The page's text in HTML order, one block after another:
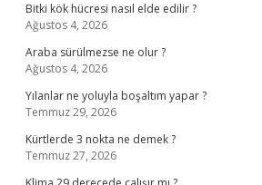
Bitki kök hücresi nasıl elde edilir ?
Ağustos 4, 2026
Araba sürülmezse ne olur ?
Ağustos 4, 2026
Yılanlar ne yoluyla boşaltım yapar ?
Temmuz 29, 2026
Kürtlerde 3 nokta ne demek ?
Temmuz 27, 2026